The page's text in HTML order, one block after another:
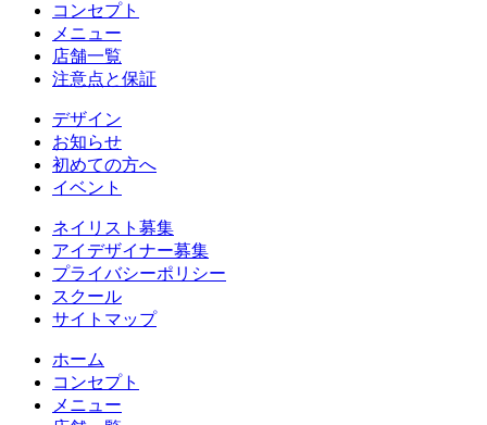
コンセプト
メニュー
店舗一覧
注意点と保証
デザイン
お知らせ
初めての方へ
イベント
ネイリスト募集
アイデザイナー募集
プライバシーポリシー
スクール
サイトマップ
ホーム
コンセプト
メニュー